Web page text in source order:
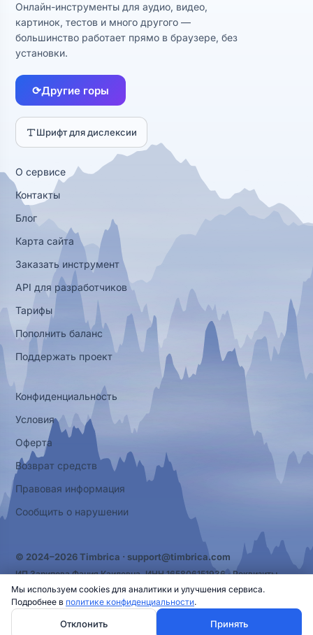
Онлайн-инструменты для аудио, видео,
картинок, тестов и много другого —
большинство работает прямо в браузере, без
установки.
⟳Другие горы
Шрифт для дислексии
О сервисе
Контакты
Блог
Карта сайта
Заказать инструмент
API для разработчиков
Тарифы
Пополнить баланс
Поддержать проект
Конфиденциальность
Условия
Оферта
Возврат средств
Правовая информация
Сообщить о нарушении
© 2024–2026 Timbrica · support@timbrica.com
ИП Зарипова Фания Каилевна, ИНН 165806151936 ·Реквизиты
Мы используем cookies для аналитики и улучшения сервиса.
Подробнее в политике конфиденциальности.
Отклонить Принять